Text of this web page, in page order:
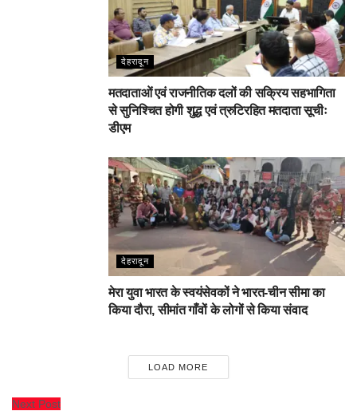
देहरादून
मतदाताओं एवं राजनीतिक दलों की सक्रिय सहभागिता
से सुनिश्चित होगी शुद्ध एवं त्रुटिरहित मतदाता सूचीः
डीएम
देहरादून
मेरा युवा भारत के स्वयंसेवकों ने भारत-चीन सीमा का
किया दौरा, सीमांत गाँवों के लोगों से किया संवाद
LOAD MORE
Next Post